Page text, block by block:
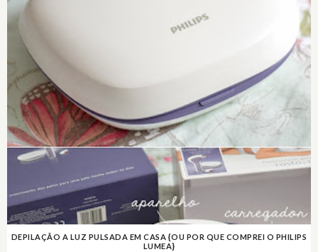
DEPILAÇÃO A LUZ PULSADA EM CASA {OU POR QUE COMPREI O PHILIPS
LUMEA}